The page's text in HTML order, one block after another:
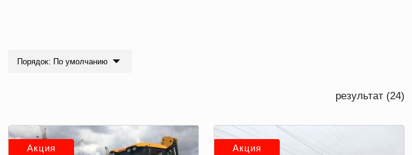
Порядок: По умолчанию
результат (24)
Акция Акция